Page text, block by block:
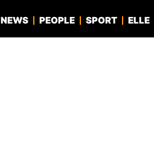
NEWS PEOPLE SPORT ELLE